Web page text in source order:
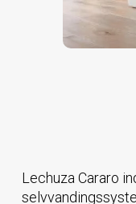
Lechuza Cararo